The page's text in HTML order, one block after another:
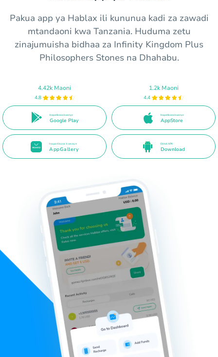
Pakua app ya Hablax ili kununua kadi za zawadi
mtandaoni kwa Tanzania. Huduma zetu
zinajumuisha bidhaa za Infinity Kingdom Plus
Philosophers Stones na Dhahabu.
4.42k Maoni
4.8
Inapatikana kwenye
Google Play
1.2k Maoni
4.4
Inapatikana kwenye
AppStore
Inapatikana kwenye
AppGallery
Direct APK
Download